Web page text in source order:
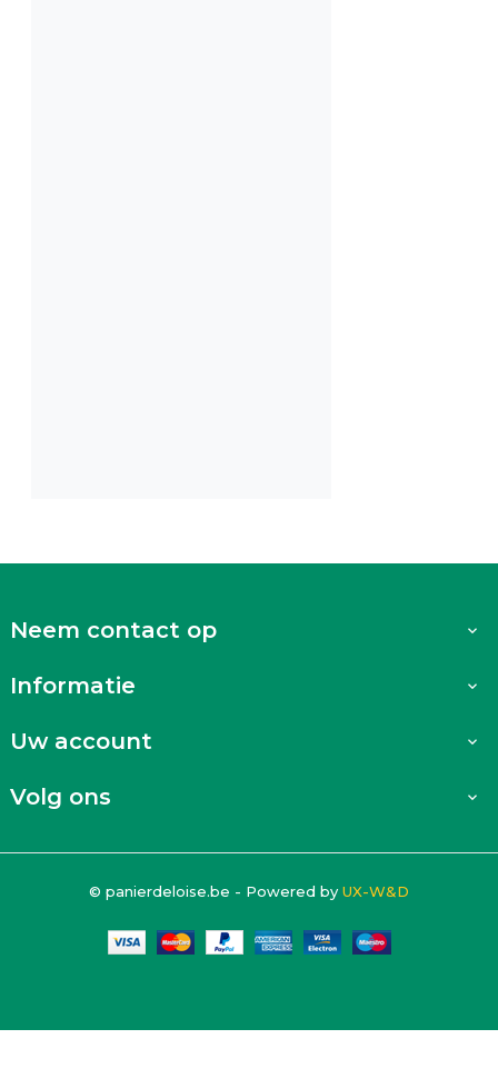
Neem contact op 
Informatie 
Uw account 
Volg ons 
© panierdeloise.be - Powered by UX-W&D